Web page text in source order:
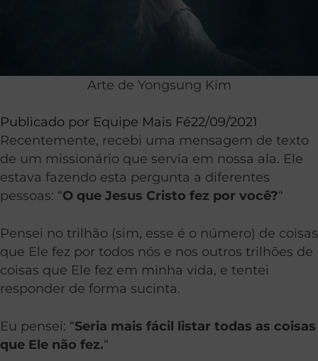
Arte de Yongsung Kim
Publicado por Equipe Mais Fé22/09/2021
Recentemente, recebi uma mensagem de texto
de um missionário que servia em nossa ala. Ele
estava fazendo esta pergunta a diferentes
pessoas: “O que Jesus Cristo fez por você?“
Pensei no trilhão (sim, esse é o número) de coisas
que Ele fez por todos nós e nos outros trilhões de
coisas que Ele fez em minha vida, e tentei
responder de forma sucinta.
Eu pensei: “Seria mais fácil listar todas as coisas
que Ele não fez.“